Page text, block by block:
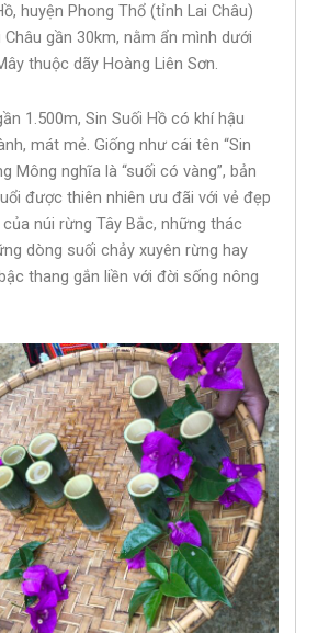
huyện Phong Thổ (tỉnh Lai Châu)
gần 30km, nằm ẩn mình dưới
thuộc dãy Hoàng Liên Sơn.
1.500m, Sin Suối Hồ có khí hậu
mát mẻ. Giống như cái tên “Sin
Mông nghĩa là “suối có vàng”, bản
được thiên nhiên ưu đãi với vẻ đẹp
núi rừng Tây Bắc, những thác
dòng suối chảy xuyên rừng hay
thang gắn liền với đời sống nông